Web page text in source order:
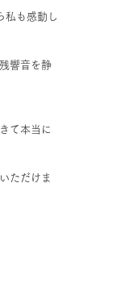
私も感動し
響音を静
て本当に
ただけま